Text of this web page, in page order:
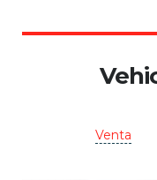
Venta